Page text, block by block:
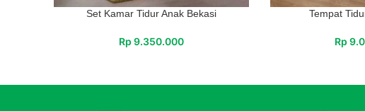
Set Kamar Tidur Anak Bekasi
Rp 9.350.000
Tempat
Rp